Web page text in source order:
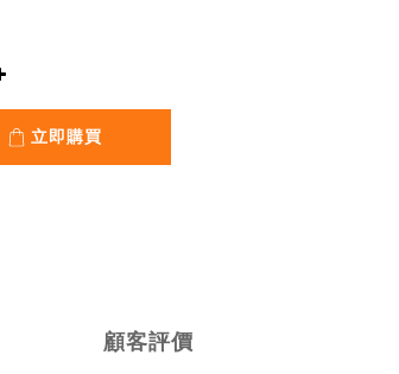
立即購買
顧客評價